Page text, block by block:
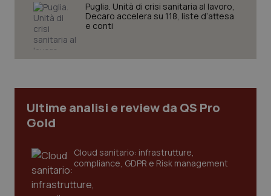
Ulcera & Reflusso
Vaccini
Puglia. Unità di crisi sanitaria al lavoro,
Decaro accelera su 118, liste d’attesa
e conti
Ultime analisi e review da QS Pro
Gold
Cloud sanitario: infrastrutture,
compliance, GDPR e Risk management
I cookie necessari contribuiscono a rendere fruibile il
navigazione sulle pagine e l'accesso alle aree
funzionare correttamente senza questi cookie.
VISITOR_PRIVACY_METADATA
YouTube
.youtube.com